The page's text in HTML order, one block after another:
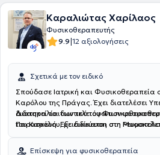
Καραλιώτας Χαρίλαος
Φυσικοθεραπευτής
9.9|12 αξιολογήσεις
Σχετικά με τον ειδικό
Σπούδασε Ιατρική και Φυσικοθεραπεία
Καρόλου της Πράγας. Έχει διατελέσει Υπεύθυνος για την κλινική
διδασκαλία των τελειόφοιτων
του Καρόλου, με ειδίκευση στη
Παγκόσμιο Συνέδριο Χειρουργικής
Διατηρεί το ιδιωτικό του
Παρασκευή.Εξειδικεύεται στη
αποκατάσταση, παρέχοντας
Επίσκεψη για φυσικοθεραπεία